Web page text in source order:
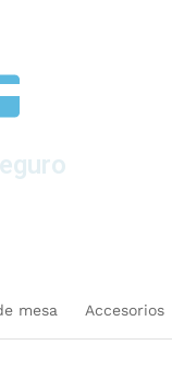
mesa Accesorios